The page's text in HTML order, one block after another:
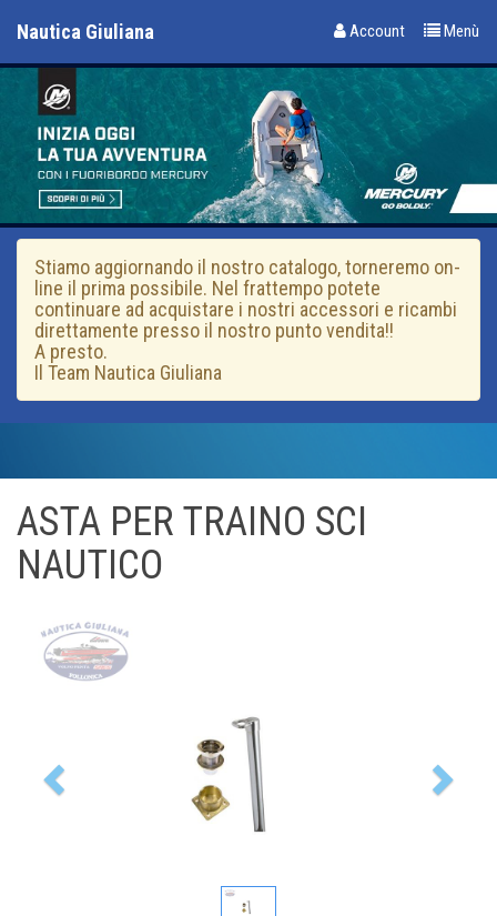
Menù
Account
Nautica Giuliana
Stiamo aggiornando il nostro catalogo, torneremo on-
line il prima possibile. Nel frattempo potete
continuare ad acquistare i nostri accessori e ricambi
direttamente presso il nostro punto vendita!!
A presto.
Il Team Nautica Giuliana
ASTA PER TRAINO SCI
NAUTICO